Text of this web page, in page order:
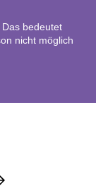
bedeutet
nicht möglich